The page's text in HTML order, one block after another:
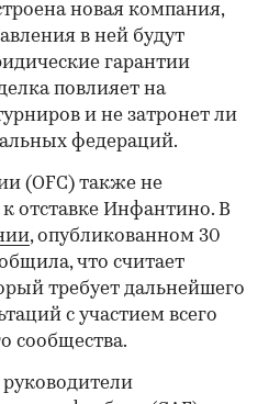
новая компания,
в ней будут
гарантии
повлияет на
и не затронет ли
федераций.
(OFC) также не
отставке Инфантино. В
, опубликованном 30
что считает
требует дальнейшего
с участием всего
сообщества.